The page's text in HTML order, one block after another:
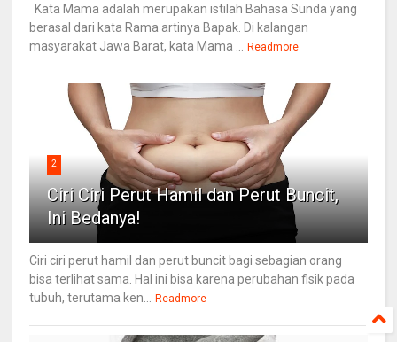
Kata Mama adalah merupakan istilah Bahasa Sunda yang
berasal dari kata Rama artinya Bapak. Di kalangan
masyarakat Jawa Barat, kata Mama ...
Readmore
2
Ciri Ciri Perut Hamil dan Perut Buncit,
Ini Bedanya!
Ciri ciri perut hamil dan perut buncit bagi sebagian orang
bisa terlihat sama. Hal ini bisa karena perubahan fisik pada
tubuh, terutama ken...
Readmore